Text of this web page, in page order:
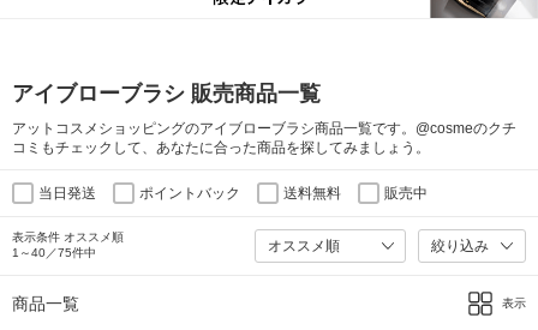
アイブローブラシ 販売商品一覧
アットコスメショッピングのアイブローブラシ商品一覧です。@cosmeのクチ
コミもチェックして、あなたに合った商品を探してみましょう。
当日発送 ポイントバック 送料無料 販売中
表示条件 オススメ順
1～40／75件中
絞り込み
商品一覧 表示